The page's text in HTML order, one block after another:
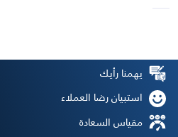
يهمنا رأيك
استبيان رضا العملاء
مقياس السعادة